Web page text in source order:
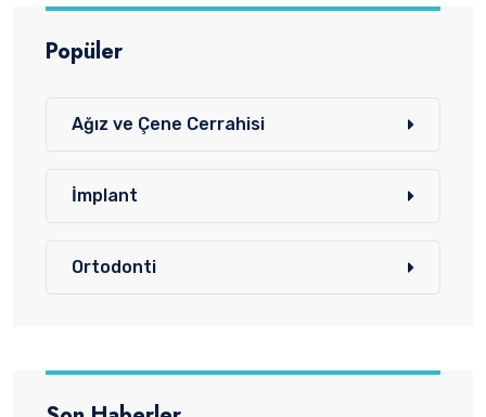
Popüler
Ağız ve Çene Cerrahisi
İmplant
Ortodonti